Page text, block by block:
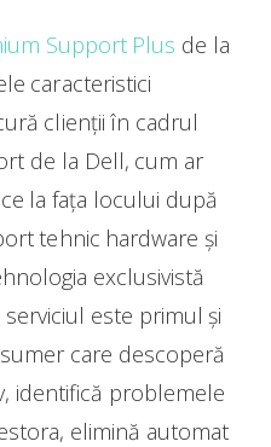
Support Plus de la
caracteristici
clienţii în cadrul
de la Dell, cum ar
la faţa locului după
tehnic hardware şi
exclusivistă
este primul şi
care descoperă
identifică problemele
elimină automat